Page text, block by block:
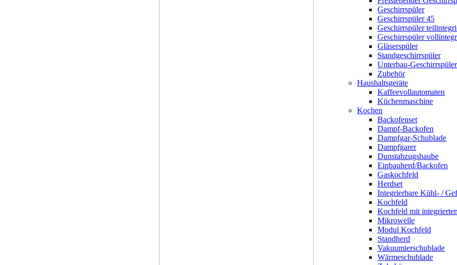
Geschirrspüler
Geschirrspüler 45
Geschirrspüler
Geschirrspüler
Gläserspüler
Standgeschirrspüler
Unterbau-Geschirrspüler
Zubehör
Haushaltsgeräte
Kaffeevollautomaten
Küchenmaschine
Kochen
Backofenset
Dampf-Backofen
Dampfgar-Schublade
Dampfgarer
Dunstabzugshaube
Einbauherd/Backofen
Gaskochfeld
Herdset
Integrierbare Kühl- /
Kochfeld
Kochfeld mit
Mikrowelle
Modul Kochfeld
Standherd
Vakuumierschublade
Wärmeschublade